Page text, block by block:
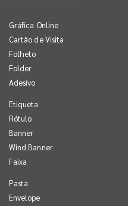
Gráfica Online
Cartão de Visita
Folheto
Folder
Adesivo
Etiqueta
Rótulo
Banner
Wind Banner
Faixa
Pasta
Envelope